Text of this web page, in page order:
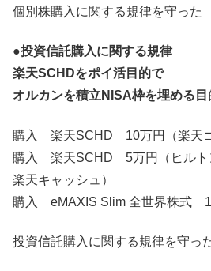
個別株購入に関する規律を守った
●投資信託購入に関する規律
楽天SCHDをポイ活目的で
オルカンを積立NISA枠を埋める目
購入 楽天SCHD 10万円（楽天ゴ
購入 楽天SCHD 5万円（ヒル
楽天キャッシュ）
購入 eMAXIS Slim 全世界株式 1
投資信託購入に関する規律を守っ